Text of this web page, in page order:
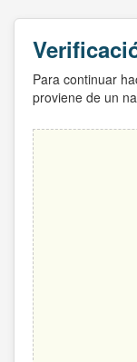
Para continuar
proviene de un